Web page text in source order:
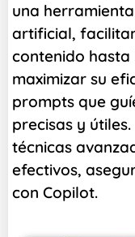
una
artificial,
contenido
maximizar su
prompts que
precisas y
técnicas
efectivos,
con Copilot.